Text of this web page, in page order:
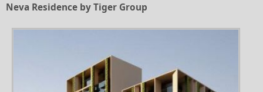
Neva Residence by Tiger Group